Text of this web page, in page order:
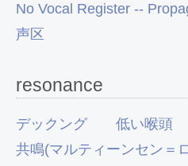
No Vocal Register --
声区
resonance
デックング
低い喉頭
共鳴(マルティーンセン＝